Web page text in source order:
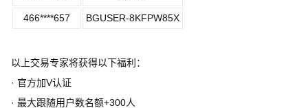
466****657 BGUSER-8KFPW85X
以上交易专家将获得以下福利：
· 官方加V认证
· 最大跟随用户数名额+300人